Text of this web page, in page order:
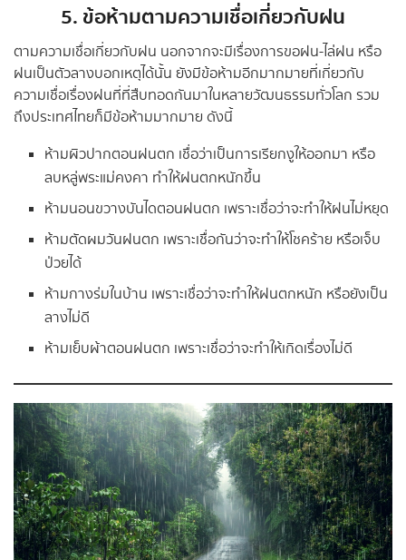
5. ข้อห้ามตามความเชื่อเกี่ยวกับฝน
ตามความเชื่อเกี่ยวกับฝน นอกจากจะมีเรื่องการขอฝน-ไล่ฝน หรือ
ฝนเป็นตัวลางบอกเหตุได้นั้น ยังมีข้อห้ามอีกมากมายที่เกี่ยวกับ
ความเชื่อเรื่องฝนที่ที่สืบทอดกันมาในหลายวัฒนธรรมทั่วโลก รวม
ถึงประเทศไทยก็มีข้อห้ามมากมาย ดังนี้
ห้ามผิวปากตอนฝนตก เชื่อว่าเป็นการเรียกงูให้ออกมา หรือ
ลบหลู่พระแม่คงคา ทำให้ฝนตกหนักขึ้น
ห้ามนอนขวางบันไดตอนฝนตก เพราะเชื่อว่าจะทำให้ฝนไม่หยุด
ห้ามตัดผมวันฝนตก เพราะเชื่อกันว่าจะทำให้โชคร้าย หรือเจ็บ
ป่วยได้
ห้ามกางร่มในบ้าน เพราะเชื่อว่าจะทำให้ฝนตกหนัก หรือยังเป็น
ลางไม่ดี
ห้ามเย็บผ้าตอนฝนตก เพราะเชื่อว่าจะทำให้เกิดเรื่องไม่ดี